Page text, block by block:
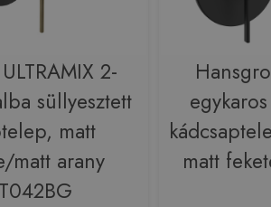
2-
süllyesztett
matt
matt arany
matt